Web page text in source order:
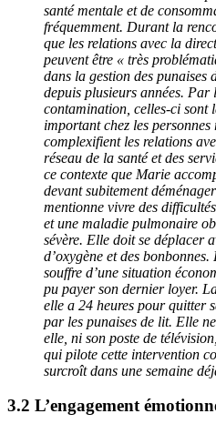
santé mentale et de
fréquemment. Durant la
que les relations avec la
peuvent être « très
dans la gestion des punaises
depuis plusieurs années. Par
contamination, celles-ci sont
important chez les personnes
complexifient les relations
réseau de la santé et des
ce contexte que Marie
devant subitement
mentionne vivre des
et une maladie pulmonaire
sévère. Elle doit se déplacer
d’oxygène et des
souffre d’une situation
pu payer son dernier loyer.
elle a 24 heures pour quitter
par les punaises de lit. Elle
elle, ni son poste de
qui pilote cette intervention
surcroît dans une semaine
3.2 L’engagement